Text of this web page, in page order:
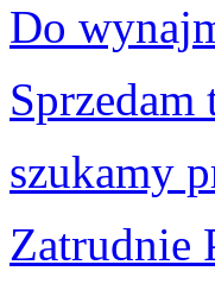
Do
szukamy
Zatrudnie